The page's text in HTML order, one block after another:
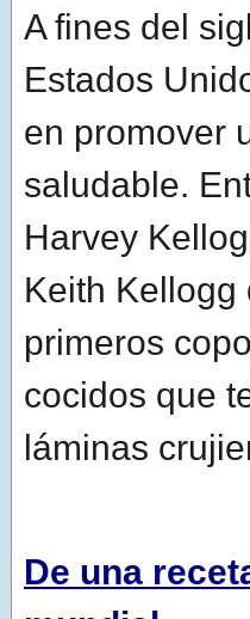
A fines del
Estados
en promover
saludable.
Harvey
Keith
primeros
cocidos que
láminas
De una